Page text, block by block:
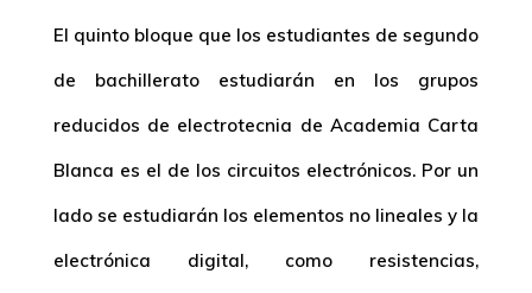
El quinto bloque que los estudiantes de segundo
de bachillerato estudiarán en los grupos
reducidos de electrotecnia de Academia Carta
Blanca es el de los circuitos electrónicos. Por un
lado se estudiarán los elementos no lineales y la
electrónica digital, como resistencias,